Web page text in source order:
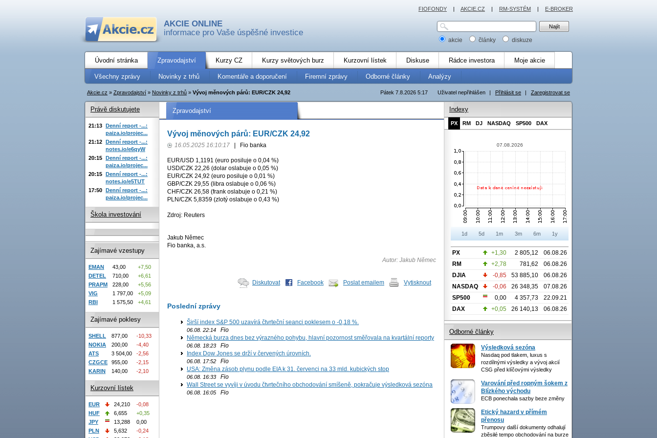
AKCIE ONLINE
informace pro Vaše úspěšné investice
akcie články diskuze
Úvodní stránka Zpravodajství Kurzy CZ Kurzy světových burz Kurzovní lístek Diskuse Rádce investora Moje akcie
Všechny zprávy Novinky z trhů Komentáře a doporučení Firemní zprávy Odborné články Analýzy
Uživatel nepřihlášen | Přihlásit se | Zaregistrovat se
Pátek 7.8.2026 5:17
Akcie.cz » Zpravodajství » Novinky z trhů » Vývoj měnových párů: EUR/CZK 24,92
Zpravodajství
Vývoj měnových párů: EUR/CZK 24,92
16.05.2025 16:10:17 Fio banka
EUR/USD 1,1191 (euro posiluje o 0,04 %)
USD/CZK 22,26 (dolar oslabuje o 0,05 %)
EUR/CZK 24,92 (euro posiluje o 0,01 %)
GBP/CZK 29,55 (libra oslabuje o 0,06 %)
CHF/CZK 26,58 (frank oslabuje o 0,21 %)
PLN/CZK 5,8359 (zlotý oslabuje o 0,43 %)
Zdroj: Reuters
Jakub Němec
Fio banka, a.s.
Autor: Jakub Němec
Diskutovat Facebook Poslat emailem Vytisknout
Poslední zprávy
Širší index S&P 500 uzavírá čtvrteční seanci poklesem o -0,18 %.
06.08. 22:14 Fio
Německá burza dnes bez výrazného pohybu, hlavní pozornost směřovala na kvartální reporty
06.08. 18:23 Fio
Index Dow Jones se drží v červených úrovních.
06.08. 17:52 Fio
USA: Změna zásob plynu podle EIA k 31. červenci na 33 mld. kubických stop
06.08. 16:33 Fio
Wall Street se vyvíji v úvodu čtvrtečního obchodování smíšeně, pokračuje výsledková sezóna
06.08. 16:05 Fio
Právě diskutujete
21:13 Denní report -...:
paiza.io/projec...
21:12 Denní report -...:
notes.io/e6qyW
20:15 Denní report -...:
paiza.io/projec...
20:15 Denní report -...:
notes.io/e5TUT
17:50 Denní report -...:
paiza.io/projec...
Škola investování
Zajímavé vzestupy
EMAN 43,00
+7,50
DETEL
710,00
+6,61
PRAPM
228,00
+5,56
VIG
1 797,00
+5,09
RBI
1 575,50 +4,61
Zajímavé poklesy
SHELL 877,00
-10,33
NOKIA
200,00
-4,40
ATS
3 504,00
-2,56
CZGCE
955,00
-2,15
KARIN
140,00 -2,10
Kurzovní lístek
EUR 24,210
-0,08
HUF
6,655
+0,35
JPY
13,288
0,00
PLN
5,632
-0,24
Indexy
PX RM DJ NASDAQ SP500 DAX
07.08.2026
1d 5d 1m 3m 6m 1y
PX +1,30 2 805,12
06.08.26
RM
+2,78 781,62
06.08.26
DJIA
-0,85 53 885,10
06.08.26
NASDAQ
-0,06 26 348,35
07.08.26
SP500
0,00 4 357,73
22.09.21
DAX
+0,05 26 140,13 06.08.26
Odborné články
Výsledková sezóna
Nasdaq pod tlakem, luxus s
rozdílnými výsledky a vývoj akcií
CSG před klíčovými výsledky
Varování před ropným šokem z
Blízkého východu
ECB ponechala sazby beze změny
Etický hazard v přímém
přenosu
Trumpovy další dokumenty odhalují
zběsilé tempo obchodování na burze
FIOFONDY | AKCIE.CZ | RM-SYSTÉM | E-BROKER